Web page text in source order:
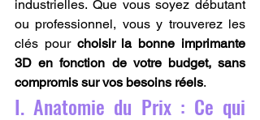
industrielles. Que vous soyez débutant
ou professionnel, vous y trouverez les
clés pour choisir la bonne imprimante
3D en fonction de votre budget, sans
compromis sur vos besoins réels.
I. Anatomie du Prix : Ce qui